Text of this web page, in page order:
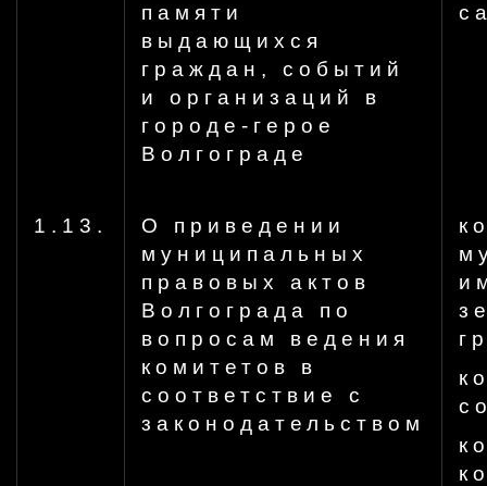
памяти
выдающихся
граждан, событий
и организаций в
городе-герое
Волгограде
1.13.
О приведении
муниципальных
правовых актов
Волгограда по
вопросам ведения
комитетов в
соответствие с
законодательством